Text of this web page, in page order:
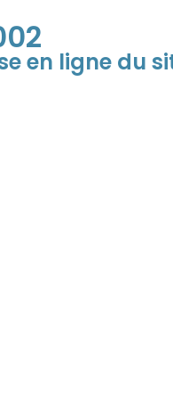
en ligne du